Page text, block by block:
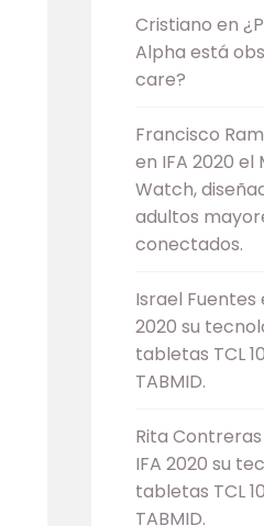
Cristiano en
Alpha está
care?
Francisco
en IFA 2020 el
Watch,
adultos
conectados.
Israel Fuentes
2020 su
tabletas TCL
TABMID.
Rita Contreras
IFA 2020 su
tabletas TCL
TABMID.